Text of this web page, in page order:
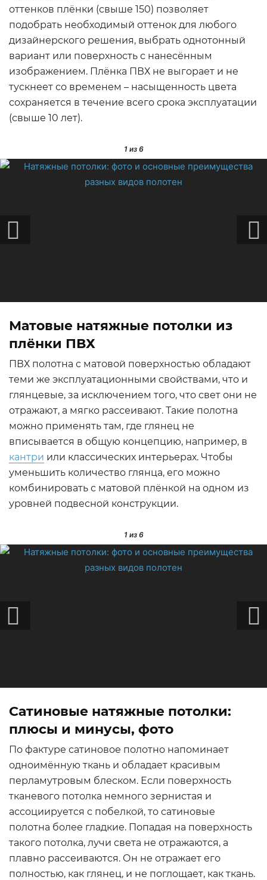
оттенков плёнки (свыше 150) позволяет
подобрать необходимый оттенок для любого
дизайнерского решения, выбрать однотонный
вариант или поверхность с нанесённым
изображением. Плёнка ПВХ не выгорает и не
тускнеет со временем – насыщенность цвета
сохраняется в течение всего срока эксплуатации
(свыше 10 лет).
1из 6
Матовые натяжные потолки из
плёнки ПВХ
ПВХ полотна с матовой поверхностью обладают
теми же эксплуатационными свойствами, что и
глянцевые, за исключением того, что свет они не
отражают, а мягко рассеивают. Такие полотна
можно применять там, где глянец не
вписывается в общую концепцию, например, в
кантри или классических интерьерах. Чтобы
уменьшить количество глянца, его можно
комбинировать с матовой плёнкой на одном из
уровней подвесной конструкции.
1из 6
Сатиновые натяжные потолки:
плюсы и минусы, фото
По фактуре сатиновое полотно напоминает
одноимённую ткань и обладает красивым
перламутровым блеском. Если поверхность
тканевого потолка немного зернистая и
ассоциируется с побелкой, то сатиновые
полотна более гладкие. Попадая на поверхность
такого потолка, лучи света не отражаются, а
плавно рассеиваются. Он не отражает его
полностью, как глянец, и не поглощает, как ткань.